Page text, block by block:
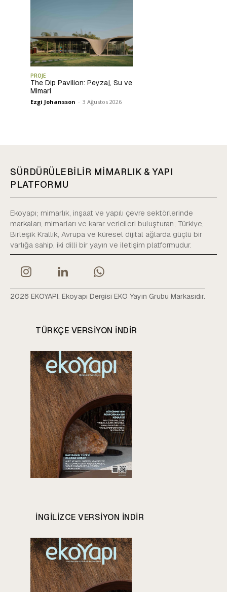
PROJE
The Dip Pavilion: Peyzaj, Su ve
Mimari
Ezgi Johansson - 3 Ağustos 2026
SÜRDÜRÜLEBİLİR MİMARLIK & YAPI
PLATFORMU
Ekoyapı; mimarlık, inşaat ve yapılı çevre sektörlerinde
markaları, mimarları ve karar vericileri buluşturan; Türkiye,
Birleşik Krallık, Avrupa ve küresel dijital ağlarda güçlü bir
varlığa sahip, iki dilli bir yayın ve iletişim platformudur.
2026 EKOYAPI. Ekoyapı Dergisi EKO Yayın Grubu Markasıdır.
TÜRKÇE VERSIYON INDIR
INGILIZCE VERSIYON INDIR